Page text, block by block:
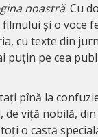
noastră. Cu
și o voce
cu texte din
puțin pe cea
pînă la
viță nobilă,
o castă